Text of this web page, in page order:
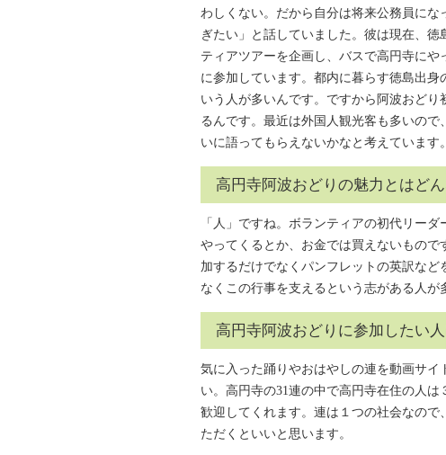
わしくない。だから自分は将来公務員に
ぎたい」と話していました。彼は現在、
ティアツアーを企画し、バスで高円寺に
に参加しています。都内に暮らす徳島出
いう人が多いんです。ですから阿波おど
るんです。最近は外国人観光客も多いの
いに語ってもらえないかなと考えています。
高円寺阿波おどりの魅力とはど
「人」ですね。ボランティアの初代リー
やってくるとか、お金では買えないもの
加するだけでなくパンフレットの英訳な
なくこの行事を支えるという志がある人が
高円寺阿波おどりに参加したい
気に入った踊りやおはやしの連を動画サ
い。高円寺の31連の中で高円寺在住の人
歓迎してくれます。連は１つの社会なの
ただくといいと思います。